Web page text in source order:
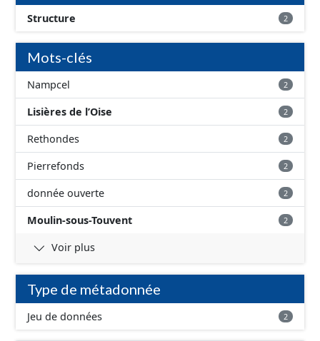
Structure 2
Mots-clés
Nampcel 2
Lisières de l’Oise 2
Rethondes 2
Pierrefonds 2
donnée ouverte 2
Moulin-sous-Touvent 2
Voir plus
Type de métadonnée
Jeu de données 2